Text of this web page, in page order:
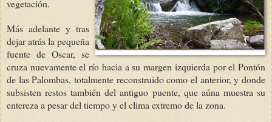
vegetación.
Más adelante y tras
dejar atrás la pequeña
fuente de Oscar, se
cruza nuevamente el río hacia a su margen izquierda por el Pontón
de las Palombas, totalmente reconstruido como el anterior, y donde
subsisten restos también del antiguo puente, que aúna muestra su
entereza a pesar del tiempo y el clima extremo de la zona.